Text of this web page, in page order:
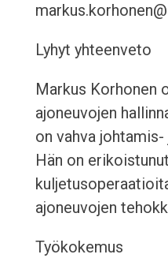
Lyhyt yhteenveto
Markus Korhonen
ajoneuvojen
on vahva
Hän on
ajoneuvojen
Työkokemus